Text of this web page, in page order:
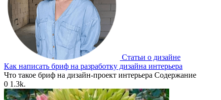
Статьи о дизайне
Как написать бриф на разработку дизайна интерьера
Что такое бриф на дизайн-проект интерьера Содержание
0 1.3k.